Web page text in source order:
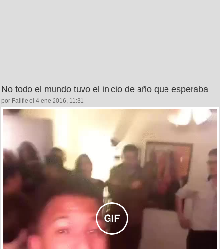
No todo el mundo tuvo el inicio de año que esperaba
por Failfie el 4 ene 2016, 11:31